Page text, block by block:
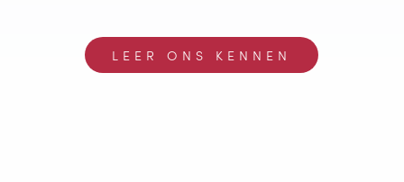
LEER ONS KENNEN